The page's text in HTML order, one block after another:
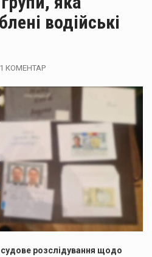
водійські
1 КОМЕНТАР
розслідування щодо